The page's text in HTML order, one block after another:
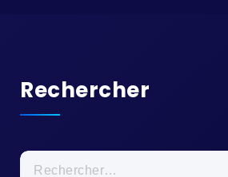
Rechercher
Rechercher :